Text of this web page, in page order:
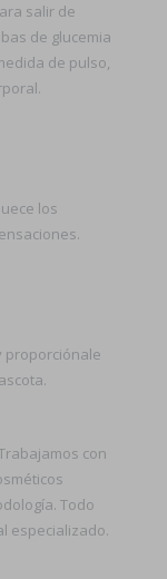
salir de
de glucemia
de pulso,
los
proporciónale
con
Todo
especializado.